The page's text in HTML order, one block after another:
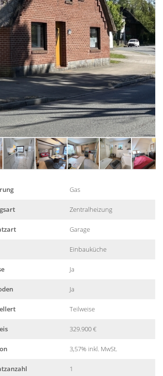
Gas
Zentralheizung
Garage
Einbauküche
Ja
Ja
Teilweise
329.900 €
3,57% inkl. MwSt.
1